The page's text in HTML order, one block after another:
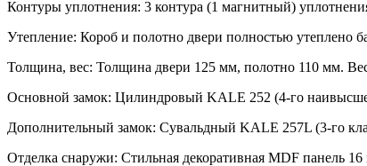
Контуры уплотнения: 3 контура (1 магнитный)
Утепление: Короб и полотно двери полностью утеплено
Толщина, вес: Толщина двери 125 мм, полотно 110 мм.
Основной замок: Цилиндровый KALE 252 (4-го
Дополнительный замок: Сувальдный KALE 257L (3-го
Отделка снаружи: Стильная декоративная MDF панель